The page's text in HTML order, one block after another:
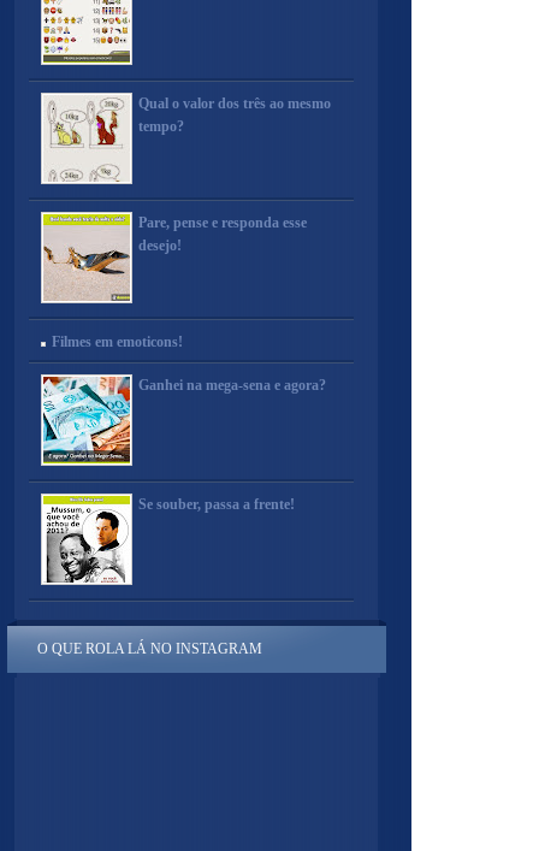
Qual o valor dos três ao mesmo
tempo?
Pare, pense e responda esse
desejo!
Filmes em emoticons!
Ganhei na mega-sena e agora?
Se souber, passa a frente!
O QUE ROLA LÁ NO INSTAGRAM